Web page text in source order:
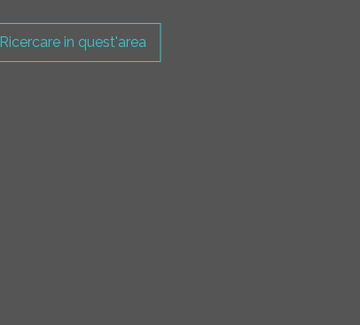
Ricercare in quest'area